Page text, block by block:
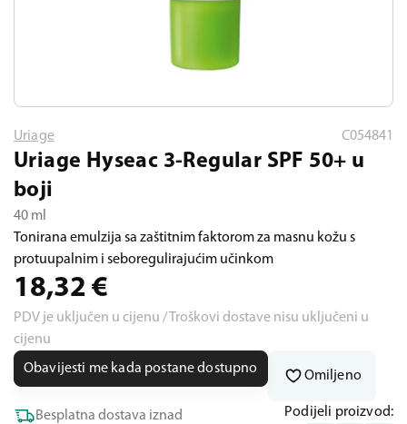
Uriage C054841
Uriage Hyseac 3-Regular SPF 50+ u
boji
40 ml
Tonirana emulzija sa zaštitnim faktorom za masnu kožu s
protuupalnim i seboregulirajućim učinkom
18,32 €
PDV je uključen u cijenu / Troškovi dostave nisu uključeni u
cijenu
Obavijesti me kada postane dostupno
Omiljeno
Besplatna dostava iznad
Podijeli proizvod: